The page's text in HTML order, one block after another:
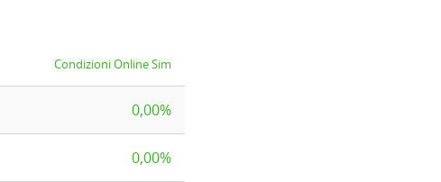
Condizioni Online Sim
0,00%
0,00%